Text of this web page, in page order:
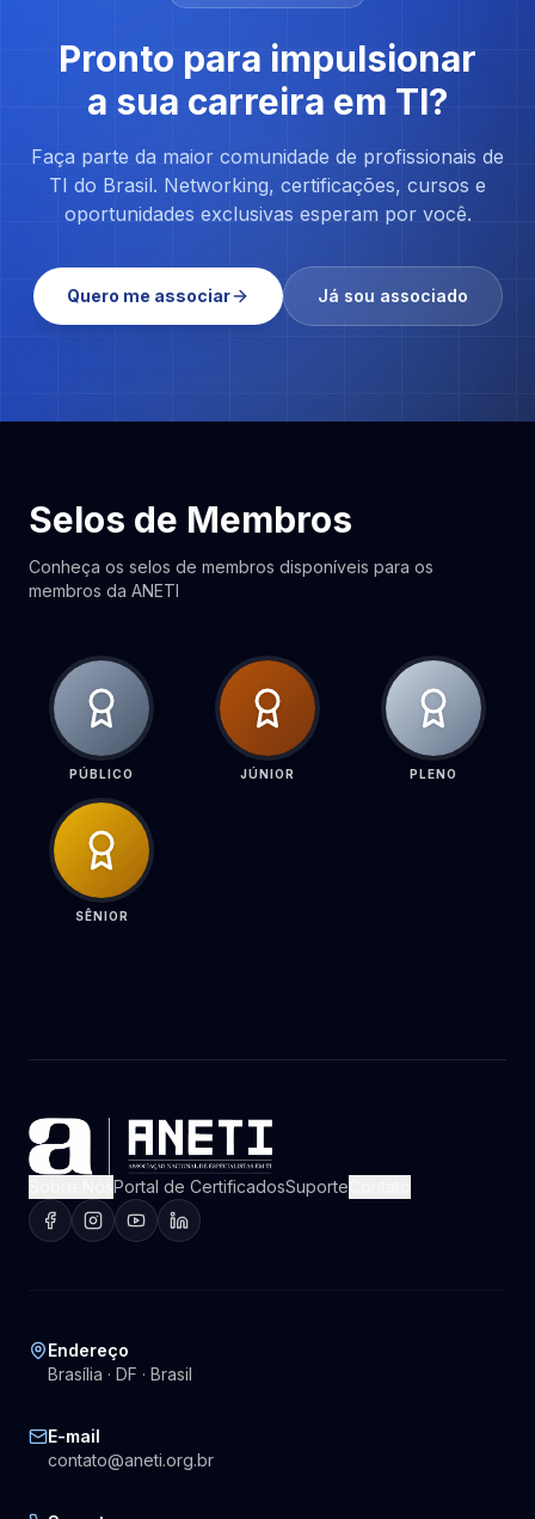
Pronto para impulsionar
a sua carreira em TI?
Faça parte da maior comunidade de profissionais de
TI do Brasil. Networking, certificações, cursos e
oportunidades exclusivas esperam por você.
Quero me associar Já sou associado
Selos de Membros
Conheça os selos de membros disponíveis para os
membros da ANETI
PÚBLICO JÚNIOR PLENO
SÊNIOR
Portal de CertificadosSuporte
Endereço
Brasília · DF · Brasil
E-mail
contato@aneti.org.br